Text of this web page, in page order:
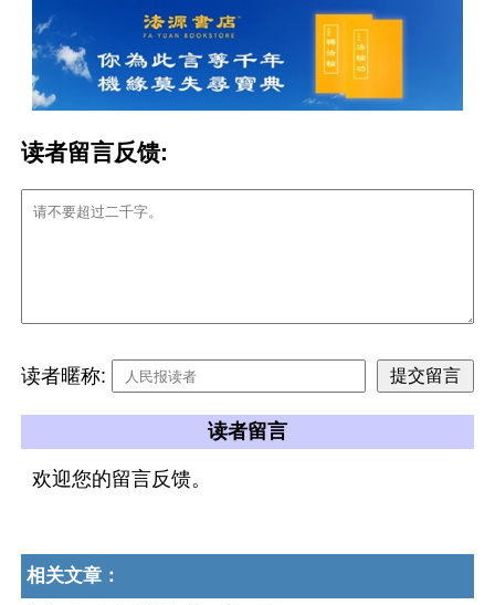
读者留言反馈:
读者暱称:
读者留言
欢迎您的留言反馈。
相关文章：